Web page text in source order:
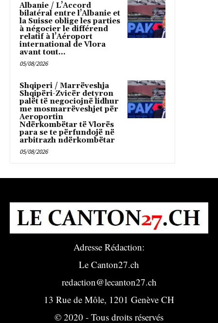
Albanie / L’Accord
bilatéral entre l’Albanie et
la Suisse oblige les parties
à négocier le différend
relatif à l’Aéroport
international de Vlora
avant tout...
05/08/2026
Shqiperi / Marrëveshja
Shqipëri-Zvicër detyron
palët të negociojnë lidhur
me mosmarrëveshjet për
Aeroportin
Ndërkombëtar të Vlorës
para se te përfundojë në
arbitrazh ndërkombëtar
05/08/2026
Adresse Rédaction:
Le Canton27.ch
redaction@lecanton27.ch
13 Rue de Môle, 1201 Genève CH
© 2020 - Tous droits réservés